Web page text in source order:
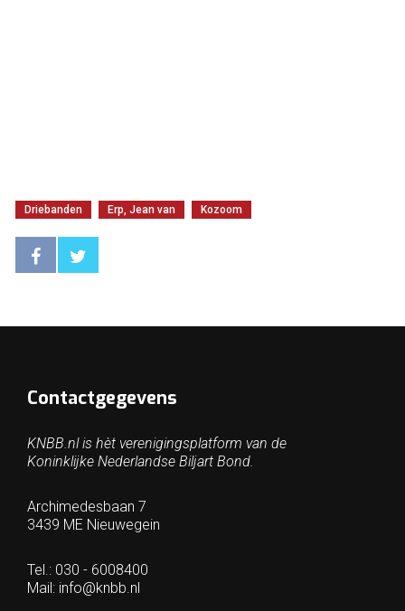
Driebanden Erp, Jean van Kozoom
Contactgegevens
KNBB.nl is hèt verenigingsplatform van de
Koninklijke Nederlandse Biljart Bond.
Archimedesbaan 7
3439 ME Nieuwegein
Tel.: 030 - 6008400
Mail: info@knbb.nl